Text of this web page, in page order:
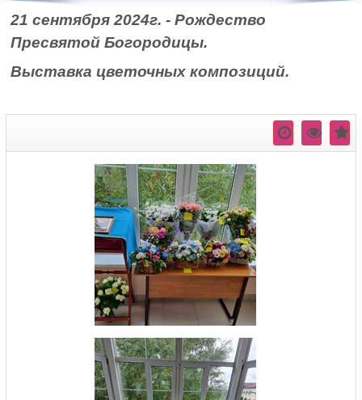
21 сентября 2024г. - Рождество
Пресвятой Богородицы.
Выставка цветочных композиций.